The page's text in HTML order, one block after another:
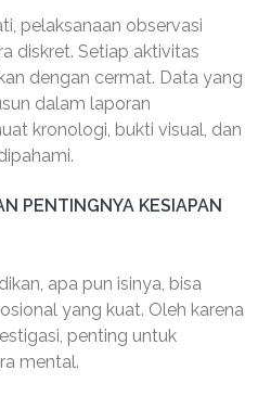
pelaksanaan observasi
diskret. Setiap aktivitas
dengan cermat. Data yang
dalam laporan
kronologi, bukti visual, dan
PENTINGNYA KESIAPAN
apa pun isinya, bisa
yang kuat. Oleh karena
penting untuk
mental.